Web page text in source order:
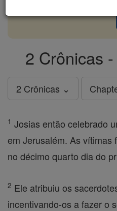
2 Crônicas
2 Crônicas ⌄
1 Josias então celebrado
em Jerusalém. As vítimas
no décimo quarto dia do
2 Ele atribuiu os
incentivando-os a fazer o